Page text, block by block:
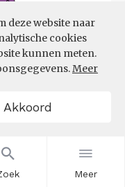
Meer
deze website naar
cookies
kunnen meten.
Meer
Akkoord
Filters